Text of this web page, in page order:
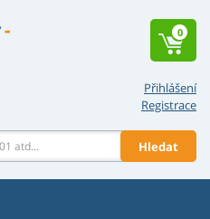
Přihlášení
Registrace
Hledat
0